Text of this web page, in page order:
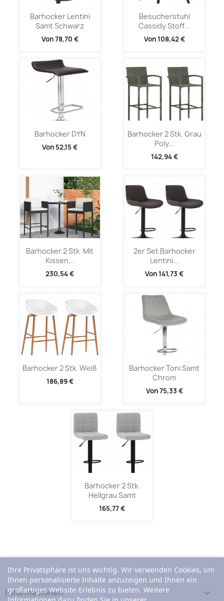
Barhocker Lentini
Samt Schwarz
Von78,70 €
Besucherstuhl
Cassidy Stoff...
Von108,42 €
Barhocker DYN
Von 52,15 €
Barhocker 2 Stk. Grau
Poly...
142,94 €
Barhocker 2 Stk. Mit
Kissen...
230,54 €
2er Set Barhocker
Lentini...
Von141,73 €
Barhocker 2 Stk. Weiß
186,89 €
Barhocker Toni Samt
Chrom
Von75,33 €
Barhocker 2 Stk.
Hellgrau Samt
165,77 €
Informationen 
Ihre Privatsphäre ist uns wichtig. Wir verwenden Cookies, um
Ihnen personalisierte Inhalte anzuzeigen und Ihnen ein
großartiges Website-Erlebnis zu bieten. Weitere